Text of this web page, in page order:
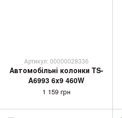
Артикул: 00000028336
Автомобільні колонки TS-
A6993 6x9 460W
1 159 грн